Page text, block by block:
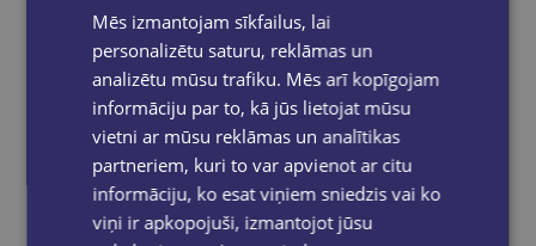
e-pastu un/ vai SMS.
Dalies sociālajos tīklos:
Mēs izmantojam sīkfailus, lai
personalizētu saturu, reklāmas un
analizētu mūsu trafiku. Mēs arī kopīgojam
informāciju par to, kā jūs lietojat mūsu
vietni ar mūsu reklāmas un analītikas
partneriem, kuri to var apvienot ar citu
informāciju, ko esat viņiem sniedzis vai ko
viņi ir apkopojuši, izmantojot jūsu